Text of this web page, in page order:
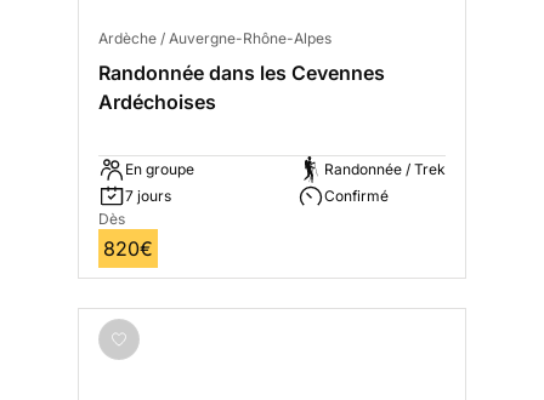
Ardèche / Auvergne-Rhône-Alpes
Randonnée dans les Cevennes
Ardéchoises
En groupe
7 jours
Randonnée / Trek
Confirmé
Dès
820€